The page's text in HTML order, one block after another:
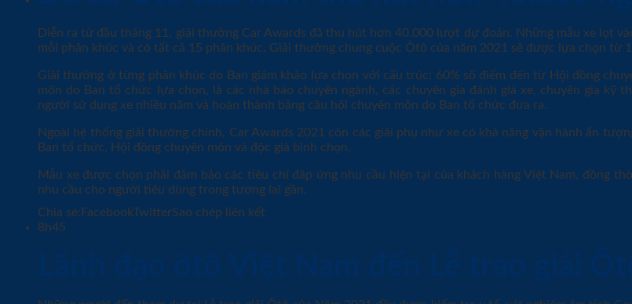
Diễn ra từ đầu tháng 11, giải thưởng Car Awards đã thu hút hơn 40.000 lượt dự đoán. Những mẫu xe lọt
mỗi phân khúc và có tất cả 15 phân khúc. Giải thưởng chung cuộc Ôtô của năm 2021 sẽ được lựa chọn từ
Giải thưởng ở từng phân khúc do Ban giám khảo lựa chọn với cấu trúc: 60% số điểm đến từ Hội đồng
môn do Ban tổ chức lựa chọn, là các nhà báo chuyên ngành, các chuyên gia đánh giá xe, chuyên gia kỹ
người sử dụng xe nhiều năm và hoàn thành bảng câu hỏi chuyên môn do Ban tổ chức đưa ra.
Ngoài hệ thống giải thưởng chính, Car Awards 2021 còn các giải phụ như xe có khả năng vận hành ấn
Ban tổ chức, Hội đồng chuyên môn và độc giả bình chọn.
Mẫu xe được chọn phải đảm bảo các tiêu chí đáp ứng nhu cầu hiện tại của khách hàng Việt Nam, đồng
nhu cầu cho người tiêu dùng trong tương lai gần.
Chia sẻ: FacebookTwitterSao chép liên kết
8h45